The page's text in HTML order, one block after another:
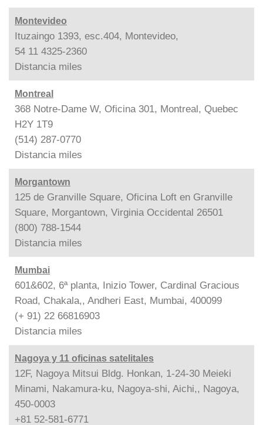
Montevideo
Ituzaingo 1393, esc.404, Montevideo,
54 11 4325-2360
Distancia miles
Montreal
368 Notre-Dame W, Oficina 301, Montreal, Quebec
H2Y 1T9
(514) 287-0770
Distancia miles
Morgantown
125 de Granville Square, Oficina Loft en Granville
Square, Morgantown, Virginia Occidental 26501
(800) 788-1544
Distancia miles
Mumbai
601&602, 6ª planta, Inizio Tower, Cardinal Gracious
Road, Chakala,, Andheri East, Mumbai, 400099
(+ 91) 22 66816903
Distancia miles
Nagoya y 11 oficinas satelitales
12F, Nagoya Mitsui Bldg. Honkan, 1-24-30 Meieki
Minami, Nakamura-ku, Nagoya-shi, Aichi,, Nagoya,
450-0003
+81 52-581-6771